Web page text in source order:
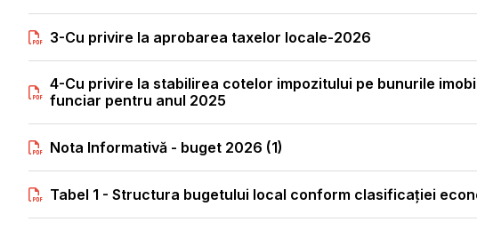
3-Cu privire la aprobarea taxelor locale-2026
4-Cu privire la stabilirea cotelor impozitului pe bunurile
funciar pentru anul 2025
Nota Informativă - buget 2026 (1)
Tabel 1 - Structura bugetului local conform clasificaţiei